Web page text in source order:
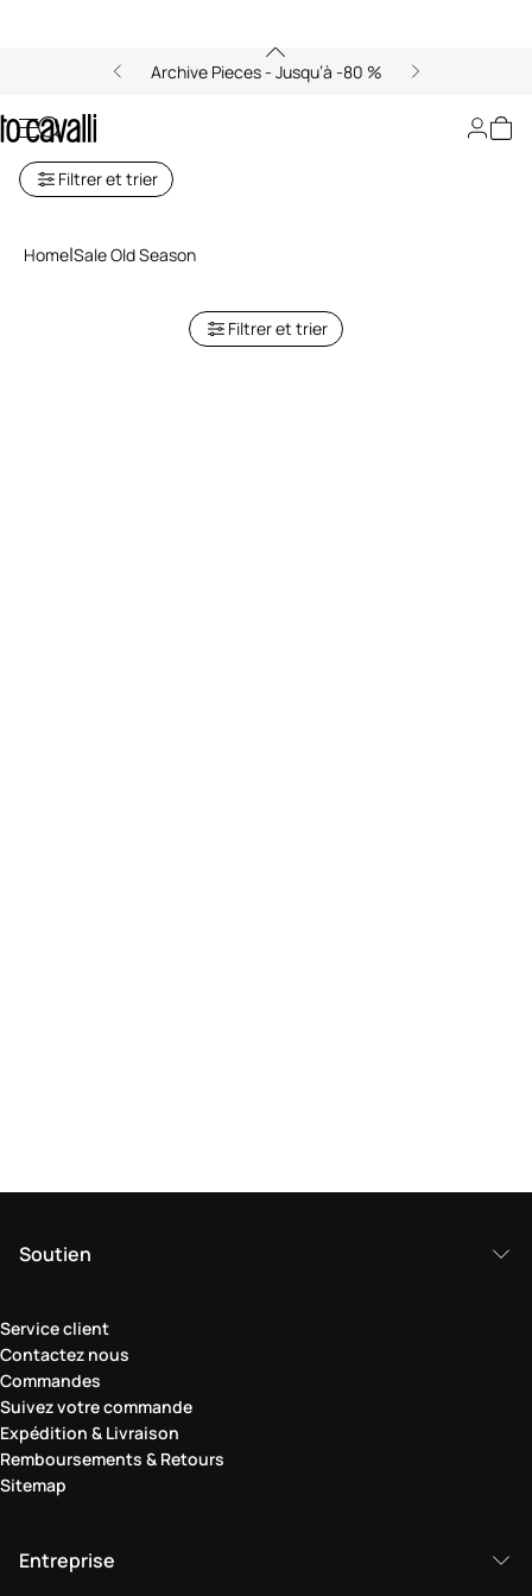
Archive Pieces - Jusqu’à -80 %
Sale Old Season
Filtrer et trier
Home Sale Old Season
Filtrer et trier
Soutien
Service client
Contactez nous
Commandes
Suivez votre commande
Expédition & Livraison
Remboursements & Retours
Sitemap
Entreprise